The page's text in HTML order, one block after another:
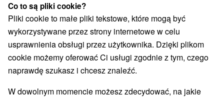
Facebook
Opinii Google
Popradská 214
059 11 Hozelec
GPS:
N +49° 1' 49.86''
E +20° 20' 29.49''
Co to są pliki cookie?
Pliki cookie to małe pliki tekstowe, które mogą być
wykorzystywane przez strony internetowe w celu
usprawnienia obsługi przez użytkownika. Dzięki plikom
cookie możemy oferować Ci usługi zgodnie z tym, czego
naprawdę szukasz i chcesz znaleźć.
W dowolnym momencie możesz zdecydować, na jakie